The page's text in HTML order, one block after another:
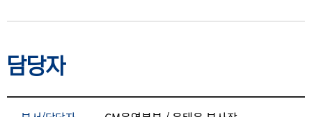
상세요강
담당자